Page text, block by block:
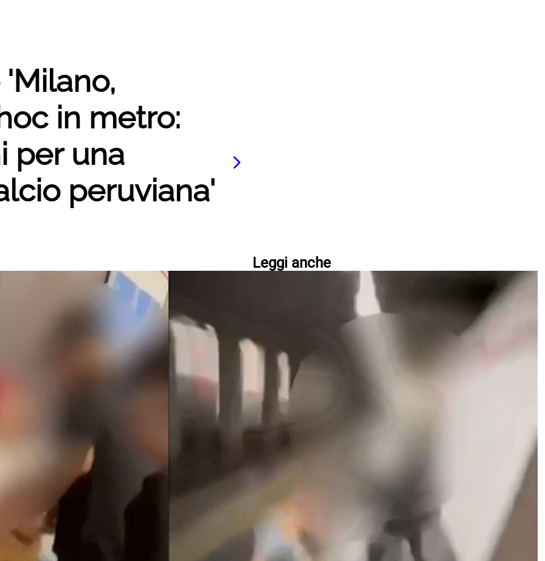
in metro:
per una
peruviana'
Leggi anche
Russia, la guerra fa volare gli
stipendi ma manda in crisi le
aziende: il paradosso
dell’economia di guerra
Sospesa la Procreazione Assistita
al San Raffaele: scatta il blocco
dopo l’impianto di un embrione
sbagliato